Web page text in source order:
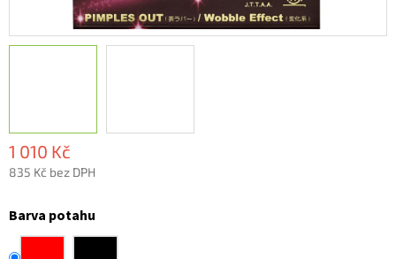
1 010 Kč
835 Kč bez DPH
cena:
Barva potahu